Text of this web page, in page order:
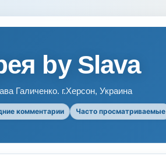
by Slava
Галиченко. г.Херсон, Украина
комментарии Часто просматриваемые